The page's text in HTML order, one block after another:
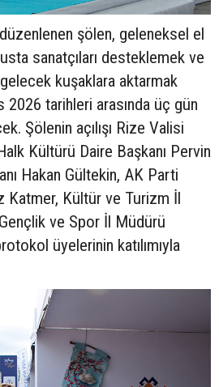
şölen, geleneksel el
sanatçıları desteklemek ve
kuşaklara aktarmak
2026 tarihleri arasında üç gün
Şölenin açılışı Rize Valisi
Kültürü Daire Başkanı Pervin
Hakan Gültekin, AK Parti
Katmer, Kültür ve Turizm İl
ve Spor İl Müdürü
üyelerinin katılımıyla